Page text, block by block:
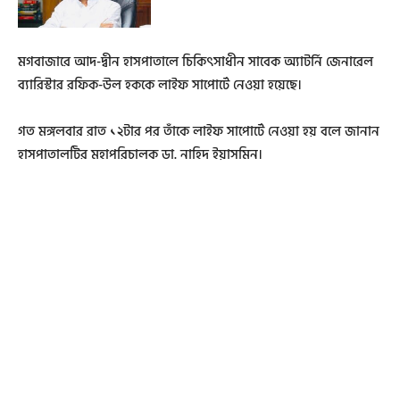
মগবাজারে আদ-দ্বীন হাসপাতালে চিকিৎসাধীন সাবেক অ্যাটর্নি জেনারেল
ব্যারিস্টার রফিক-উল হককে লাইফ সাপোর্টে নেওয়া হয়েছে।
গত মঙ্গলবার রাত ১২টার পর তাঁকে লাইফ সাপোর্টে নেওয়া হয় বলে জানান
হাসপাতালটির মহাপরিচালক ডা. নাহিদ ইয়াসমিন।